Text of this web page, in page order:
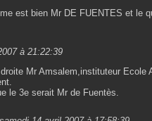
est bien Mr DE FUENTES et le
à 21:22:39
Mr Amsalem,instituteur
le 3e serait Mr de Fuentès.